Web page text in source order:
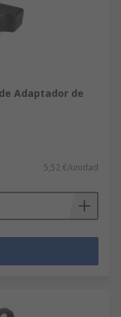
Adaptador de
5,52 €/unidad